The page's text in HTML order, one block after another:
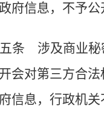
府信息，不予公
条 涉及商业秘
会对第三方合法
信息，行政机关